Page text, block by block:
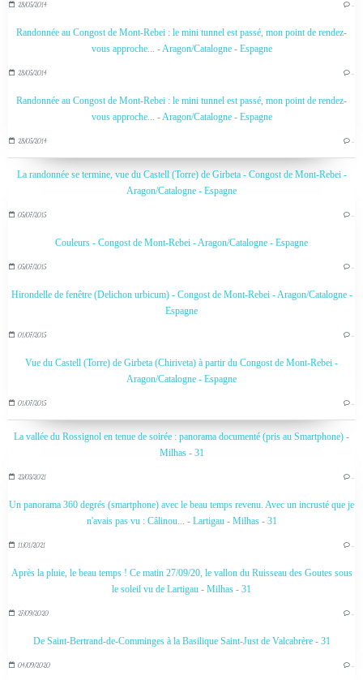
28/05/2014 …
Randonnée au Congost de Mont-Rebei : le mini tunnel est passé, mon point de rendez-
vous approche... - Aragon/Catalogne - Espagne
28/05/2014 …
Randonnée au Congost de Mont-Rebei : le mini tunnel est passé, mon point de rendez-
vous approche... - Aragon/Catalogne - Espagne
28/05/2014 …
La randonnée se termine, vue du Castell (Torre) de Girbeta - Congost de Mont-Rebei -
Aragon/Catalogne - Espagne
05/07/2015 …
Couleurs - Congost de Mont-Rebei - Aragon/Catalogne - Espagne
05/07/2015 …
Hirondelle de fenêtre (Delichon urbicum) - Congost de Mont-Rebei - Aragon/Catalogne -
Espagne
01/07/2015 …
Vue du Castell (Torre) de Girbeta (Chiriveta) à partir du Congost de Mont-Rebei -
Aragon/Catalogne - Espagne
01/07/2015 …
La vallée du Rossignol en tenue de soirée : panorama documenté (pris au Smartphone) -
Milhas - 31
23/03/2021 …
Un panorama 360 degrés (smartphone) avec le beau temps revenu. Avec un incrusté que je
n'avais pas vu : Câlinou... - Lartigau - Milhas - 31
11/01/2021 …
Après la pluie, le beau temps ! Ce matin 27/09/20, le vallon du Ruisseau des Goutes sous
le soleil vu de Lartigau - Milhas - 31
27/09/2020 …
De Saint-Bertrand-de-Comminges à la Basilique Saint-Just de Valcabrère - 31
04/09/2020 …